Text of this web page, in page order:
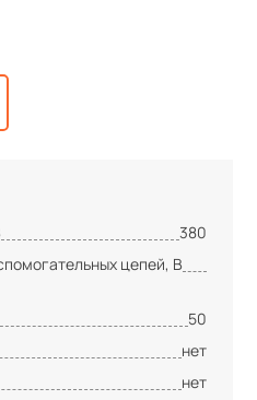
380
цепей, В
50
нет
нет